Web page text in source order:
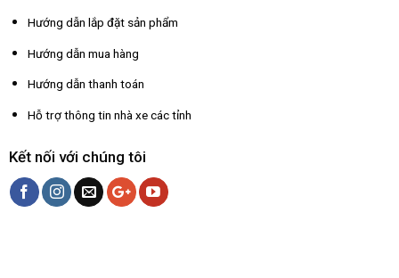
Hướng dẫn lắp đặt sản phẩm
Hướng dẫn mua hàng
Hướng dẫn thanh toán
Hỗ trợ thông tin nhà xe các tỉnh
Kết nối với chúng tôi